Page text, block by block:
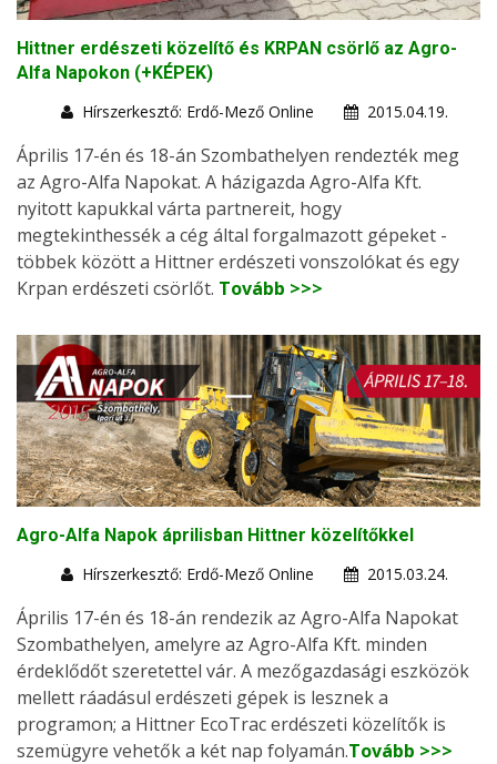
Hittner erdészeti közelítő és KRPAN csörlő az Agro-
Alfa Napokon (+KÉPEK)
Hírszerkesztő: Erdő-Mező Online
2015.04.19.
Április 17-én és 18-án Szombathelyen rendezték meg
az Agro-Alfa Napokat. A házigazda Agro-Alfa Kft.
nyitott kapukkal várta partnereit, hogy
megtekinthessék a cég által forgalmazott gépeket -
többek között a Hittner erdészeti vonszolókat és egy
Krpan erdészeti csörlőt. Tovább >>>
Agro-Alfa Napok áprilisban Hittner közelítőkkel
Hírszerkesztő: Erdő-Mező Online
2015.03.24.
Április 17-én és 18-án rendezik az Agro-Alfa Napokat
Szombathelyen, amelyre az Agro-Alfa Kft. minden
érdeklődőt szeretettel vár. A mezőgazdasági eszközök
mellett ráadásul erdészeti gépek is lesznek a
programon; a Hittner EcoTrac erdészeti közelítők is
szemügyre vehetők a két nap folyamán.Tovább >>>